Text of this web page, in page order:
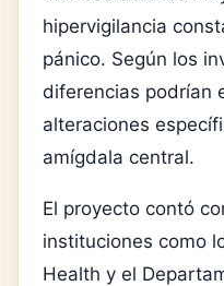
hipervigilancia
pánico. Según los
diferencias podrían
alteraciones
amígdala central.
El proyecto contó
instituciones como
Health y el